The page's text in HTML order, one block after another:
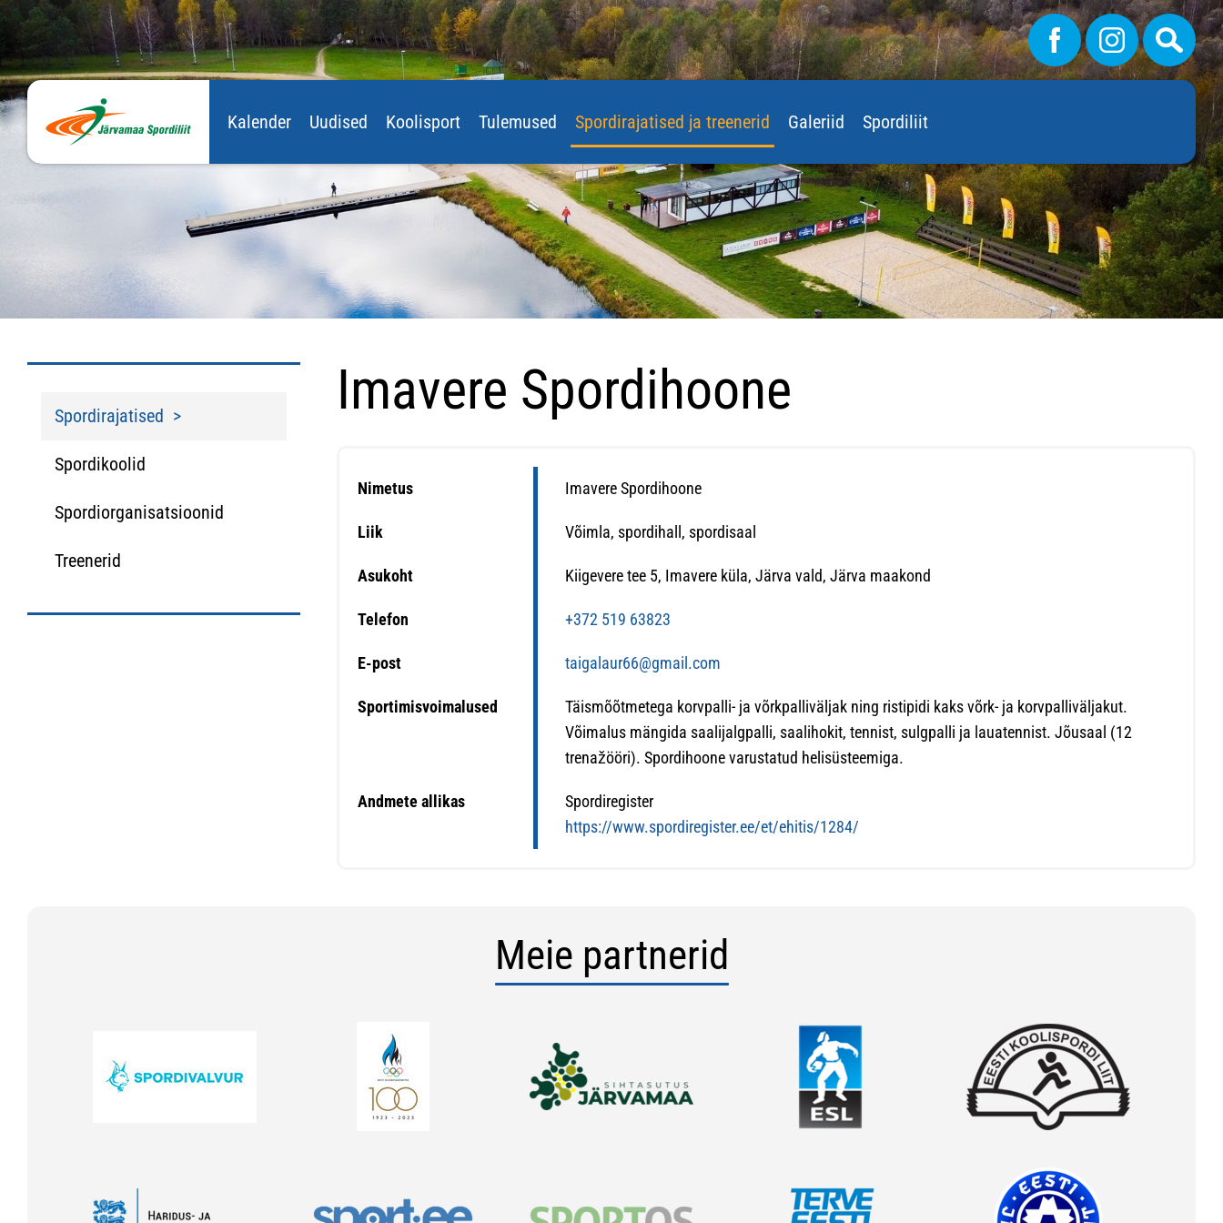
Kalender Uudised Koolisport Tulemused Spordirajatised ja treenerid Galeriid Spordiliit
Spordirajatised
Spordikoolid
Spordiorganisatsioonid
Treenerid
Imavere Spordihoone
Nimetus Imavere Spordihoone
Liik Võimla, spordihall, spordisaal
Asukoht Kiigevere tee 5, Imavere küla, Järva vald, Järva maakond
Telefon +372 519 63823
E-post taigalaur66@gmail.com
Sportimisvoimalused
Täismõõtmetega korvpalli- ja võrkpalliväljak ning ristipidi kaks võrk- ja korvpalliväljakut.
Võimalus mängida saalijalgpalli, saalihokit, tennist, sulgpalli ja lauatennist. Jõusaal (12
trenažööri). Spordihoone varustatud helisüsteemiga.
Andmete allikas
Spordiregister
https://www.spordiregister.ee/et/ehitis/1284/
Meie partnerid